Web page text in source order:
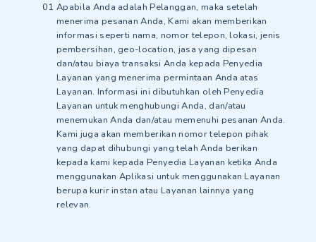
Apabila Anda adalah Pelanggan, maka setelah
menerima pesanan Anda, Kami akan memberikan
informasi seperti nama, nomor telepon, lokasi, jenis
pembersihan, geo-location, jasa yang dipesan
dan/atau biaya transaksi Anda kepada Penyedia
Layanan yang menerima permintaan Anda atas
Layanan. Informasi ini dibutuhkan oleh Penyedia
Layanan untuk menghubungi Anda, dan/atau
menemukan Anda dan/atau memenuhi pesanan Anda.
Kami juga akan memberikan nomor telepon pihak
yang dapat dihubungi yang telah Anda berikan
kepada kami kepada Penyedia Layanan ketika Anda
menggunakan Aplikasi untuk menggunakan Layanan
berupa kurir instan atau Layanan lainnya yang
relevan.